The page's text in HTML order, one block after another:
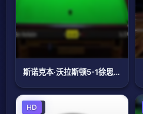
斯诺克本·沃拉斯顿5-1徐思20230822
足球
HD